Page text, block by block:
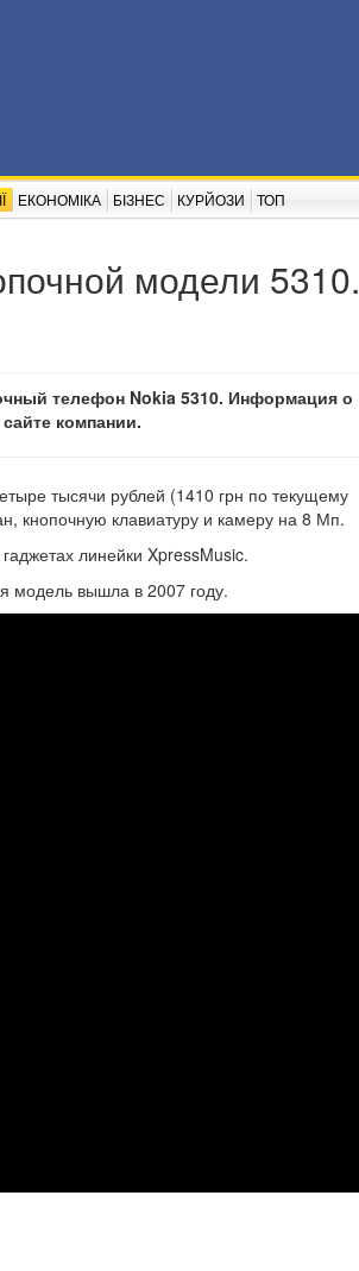
ЕКОНОМІКА БІЗНЕС КУРЙОЗИ ТОП
модели 5310.
телефон Nokia 5310. Информация о
компании.
тысячи рублей (1410 грн по текущему
кнопочную клавиатуру и камеру на 8 Мп.
линейки XpressMusic.
модель вышла в 2007 году.